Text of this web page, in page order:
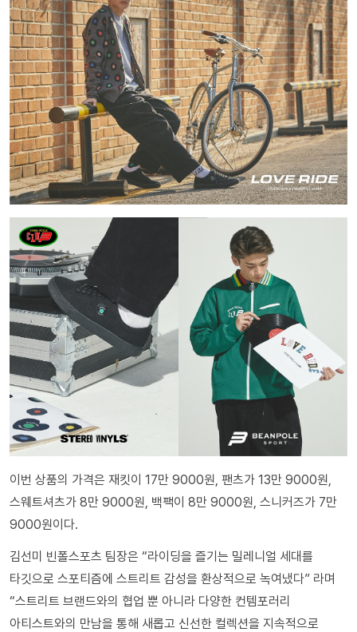
이번 상품의 가격은 재킷이 17만 9000원, 팬츠가 13만 9000원,
스웨트셔츠가 8만 9000원, 백팩이 8만 9000원, 스니커즈가 7만
9000원이다.
김선미 빈폴스포츠 팀장은 “라이딩을 즐기는 밀레니얼 세대를
타깃으로 스포티즘에 스트리트 감성을 환상적으로 녹여냈다” 라며
“스트리트 브랜드와의 협업 뿐 아니라 다양한 컨템포러리
아티스트와의 만남을 통해 새롭고 신선한 컬렉션을 지속적으로